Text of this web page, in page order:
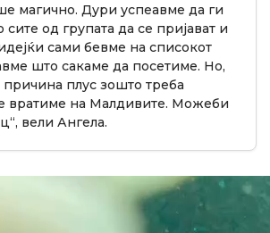
магично. Дури успеавме да ги
од групата да се пријават и
сами бевме на списокот
што сакаме да посетиме. Но,
причина плус зошто треба
вратиме на Малдивите. Можеби
вели Ангела.